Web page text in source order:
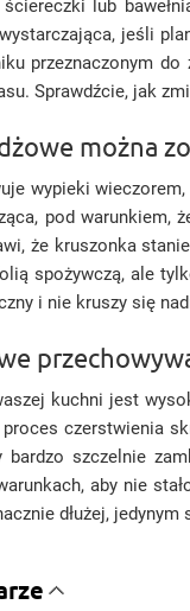
lub
jeśli
przeznaczonym
Sprawdźcie, jak
można
wypieki
pod warunkiem,
że kruszonka
spożywczą, ale
i nie kruszy się
kuchni jest
proces czerstwienia
bardzo szczelnie
aby nie
dłużej,